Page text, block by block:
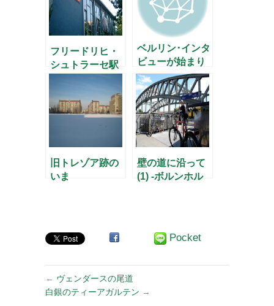
フリードリヒ・
シュトラーセ駅
ベルリン･インタ
ビューが始まり
ます！
旧トレゾア跡の
いま
壁の道に沿って
(1) -ボルンホル
Pocket
← ヴェンダースの尾道
白銀のティーアガルテン →